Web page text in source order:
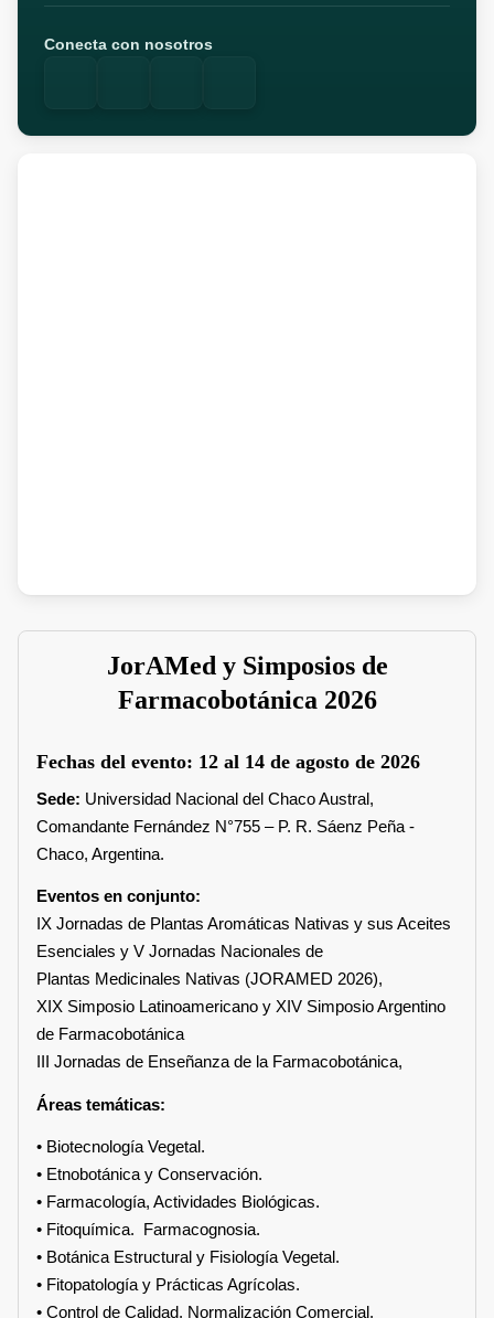
Conecta con nosotros
JorAMed y Simposios de
Farmacobotánica 2026
Fechas del evento: 12 al 14 de agosto de 2026
Sede: Universidad Nacional del Chaco Austral,
Comandante Fernández N°755 – P. R. Sáenz Peña -
Chaco, Argentina.
Eventos en conjunto:
IX Jornadas de Plantas Aromáticas Nativas y sus Aceites
Esenciales y V Jornadas Nacionales de
Plantas Medicinales Nativas (JORAMED 2026),
XIX Simposio Latinoamericano y XIV Simposio Argentino
de Farmacobotánica
III Jornadas de Enseñanza de la Farmacobotánica,
Áreas temáticas:
• Biotecnología Vegetal.
• Etnobotánica y Conservación.
• Farmacología, Actividades Biológicas.
• Fitoquímica. Farmacognosia.
• Botánica Estructural y Fisiología Vegetal.
• Fitopatología y Prácticas Agrícolas.
• Control de Calidad. Normalización Comercial.